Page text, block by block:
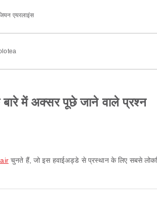
एयरलाइंस
बारे में अक्सर पूछे जाने वाले प्रश्न
चुनते हैं, जो इस हवाईअड्डे से प्रस्थान के लिए सबसे